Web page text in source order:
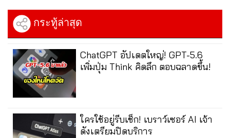
กระทู้ล่าสุด
ChatGPT อัปเดตใหญ่! GPT-5.6
เพิ่มปุ่ม Think คิดลึก ตอบฉลาดขึ้น!
ใครใช้อยู่รีบเช็ก! เบราว์เซอร์ AI เจ้า
ดังเตรียมปิดบริการ